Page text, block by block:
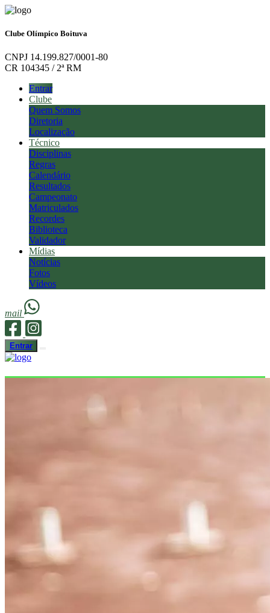
Clube Olímpico Boituva
CNPJ 14.199.827/0001-80
CR 104345 / 2ª RM
Entrar
Clube
Quem Somos
Diretoria
Localização
Técnico
Disciplinas
Regras
Calendário
Resultados
Campeonato
Matriculados
Recordes
Biblioteca
Validador
Mídias
Notícias
Fotos
Vídeos
mail
Entrar